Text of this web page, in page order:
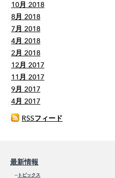
10月 2018
8月 2018
7月 2018
4月 2018
2月 2018
12月 2017
11月 2017
9月 2017
4月 2017
RSSフィード
最新情報
─トピックス